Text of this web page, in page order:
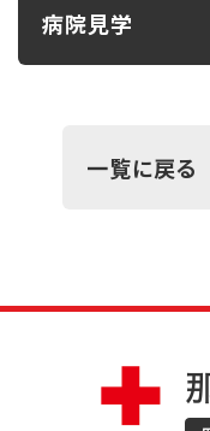
病院見学
一覧に戻る